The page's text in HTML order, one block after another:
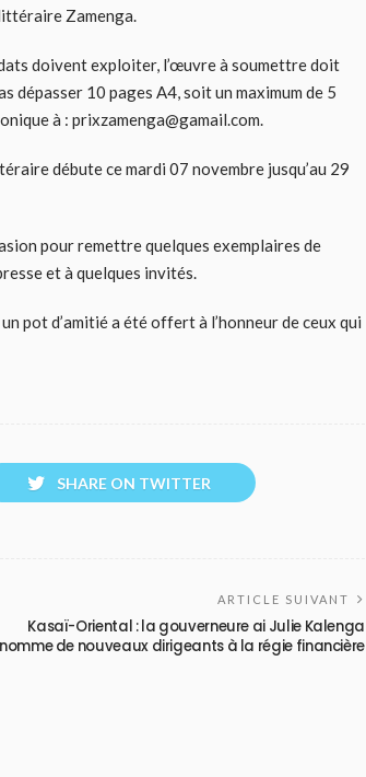
Zamenga.
doivent exploiter, l’œuvre à soumettre doit
10 pages A4, soit un maximum de 5
à : prixzamenga@gamail.com.
débute ce mardi 07 novembre jusqu’au 29
pour remettre quelques exemplaires de
et à quelques invités.
pot d’amitié a été offert à l’honneur de ceux qui
SHARE ON TWITTER
ARTICLE SUIVANT
Kasaï-Oriental : la gouverneure ai Julie Kalenga
nomme de nouveaux dirigeants à la régie financière